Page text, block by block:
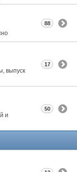
88
выпуск
17
и
50